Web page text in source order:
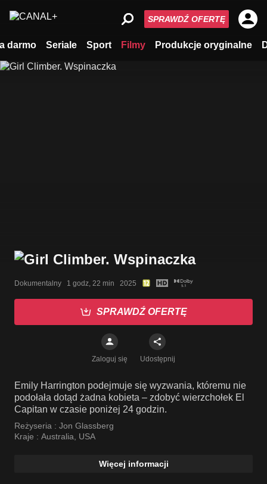
darmo Seriale Sport Filmy Produkcje oryginalne
SPRAWDŹ OFERTĘ
Dokumentalny   1 godz, 22 min   2025
SPRAWDŹ OFERTĘ
Zaloguj się Udostępnij
Emily Harrington podejmuje się wyzwania, któremu nie
podołała dotąd żadna kobieta – zdobyć wierzchołek El
Capitan w czasie poniżej 24 godzin.
Reżyseria : Jon Glassberg
Kraje : Australia USA
Więcej informacji